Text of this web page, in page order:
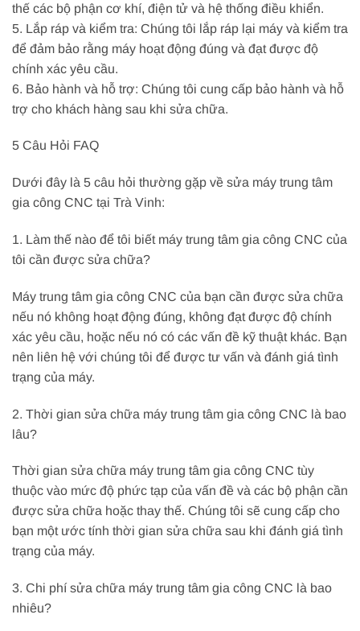
thế các bộ phận cơ khí, điện tử và hệ thống điều khiển.
5. Lắp ráp và kiểm tra: Chúng tôi lắp ráp lại máy và kiểm tra
để đảm bảo rằng máy hoạt động đúng và đạt được độ
chính xác yêu cầu.
6. Bảo hành và hỗ trợ: Chúng tôi cung cấp bảo hành và hỗ
trợ cho khách hàng sau khi sửa chữa.
5 Câu Hỏi FAQ
Dưới đây là 5 câu hỏi thường gặp về sửa máy trung tâm
gia công CNC tại Trà Vinh:
1. Làm thế nào để tôi biết máy trung tâm gia công CNC của
tôi cần được sửa chữa?
Máy trung tâm gia công CNC của bạn cần được sửa chữa
nếu nó không hoạt động đúng, không đạt được độ chính
xác yêu cầu, hoặc nếu nó có các vấn đề kỹ thuật khác. Bạn
nên liên hệ với chúng tôi để được tư vấn và đánh giá tình
trạng của máy.
2. Thời gian sửa chữa máy trung tâm gia công CNC là bao
lâu?
Thời gian sửa chữa máy trung tâm gia công CNC tùy
thuộc vào mức độ phức tạp của vấn đề và các bộ phận cần
được sửa chữa hoặc thay thế. Chúng tôi sẽ cung cấp cho
bạn một ước tính thời gian sửa chữa sau khi đánh giá tình
trạng của máy.
3. Chi phí sửa chữa máy trung tâm gia công CNC là bao
nhiêu?